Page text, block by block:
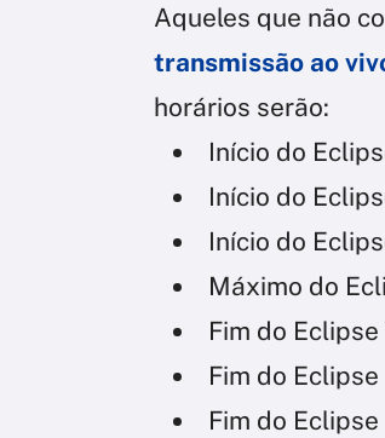
Aqueles que não
transmissão ao
horários serão:
Início do
Início do
Início do
Máximo do
Fim do
Fim do
Fim do